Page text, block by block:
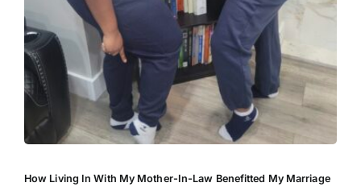
How Living In With My Mother-In-Law Benefitted My Marriage